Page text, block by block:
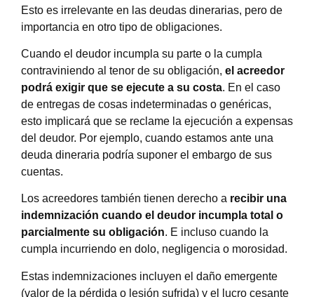
Esto es irrelevante en las deudas dinerarias, pero de
importancia en otro tipo de obligaciones.
Cuando el deudor incumpla su parte o la cumpla
contraviniendo al tenor de su obligación, el acreedor
podrá exigir que se ejecute a su costa. En el caso
de entregas de cosas indeterminadas o genéricas,
esto implicará que se reclame la ejecución a expensas
del deudor. Por ejemplo, cuando estamos ante una
deuda dineraria podría suponer el embargo de sus
cuentas.
Los acreedores también tienen derecho a recibir una
indemnización cuando el deudor incumpla total o
parcialmente su obligación. E incluso cuando la
cumpla incurriendo en dolo, negligencia o morosidad.
Estas indemnizaciones incluyen el daño emergente
(valor de la pérdida o lesión sufrida) y el lucro cesante